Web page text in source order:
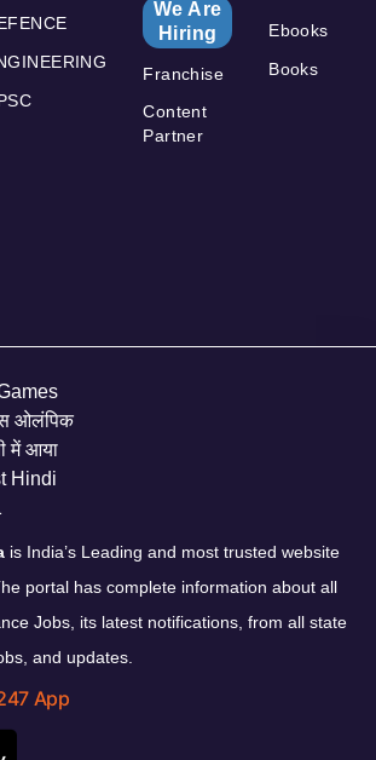
We Are
Hiring
Franchise
Content
Partner
Ebooks
Books
is India’s Leading and most trusted website
portal has complete information about all
Jobs, its latest notifications, from all state
and updates.
App